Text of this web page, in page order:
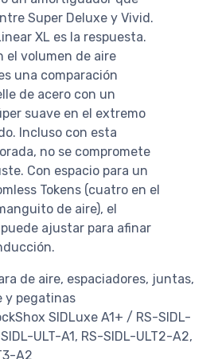
Super Deluxe y Vivid.
XL es la respuesta.
el volumen de aire
una comparación
de acero con un
suave en el extremo
Incluso con esta
no se compromete
Con espacio para un
Tokens (cuatro en el
de aire), el
ajustar para afinar
de aire, espaciadores, juntas,
y pegatinas
SIDLuxe A1+ / RS-SIDL-
ULT-A1, RS-SIDL-ULT2-A2,
A2